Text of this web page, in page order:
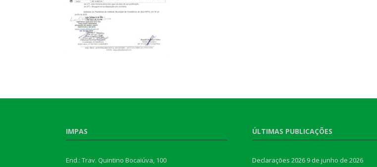
IMPAS
End.: Trav. Quintino Bocaiúva, 100
ÚLTIMAS PUBLICAÇÕES
Declarações 2026 9 de junho de 2026